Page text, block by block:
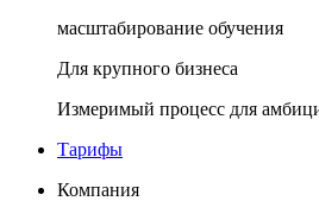
масштабирование обучения
Для крупного бизнеса
Измеримый процесс для
Тарифы
Компания